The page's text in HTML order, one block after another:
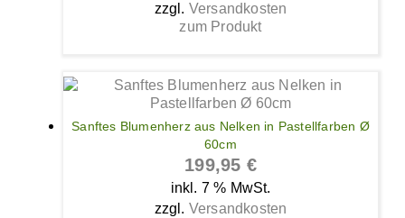
zzgl. Versandkosten
zum Produkt
Sanftes Blumenherz aus Nelken in Pastellfarben Ø
60cm
199,95 €
inkl. 7 % MwSt.
zzgl. Versandkosten